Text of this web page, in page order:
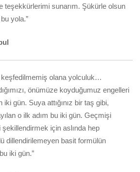
teşekkürlerimi sunarım. Şükürle olsun
yola.”
keşfedilmemiş olana yolculuk…
önümüze koyduğumuz engelleri
gün. Suya attığınız bir taş gibi,
o ilk adım bu iki gün. Geçmişi
için aslında hep
dillendirilemeyen basit formülün
iki gün.”